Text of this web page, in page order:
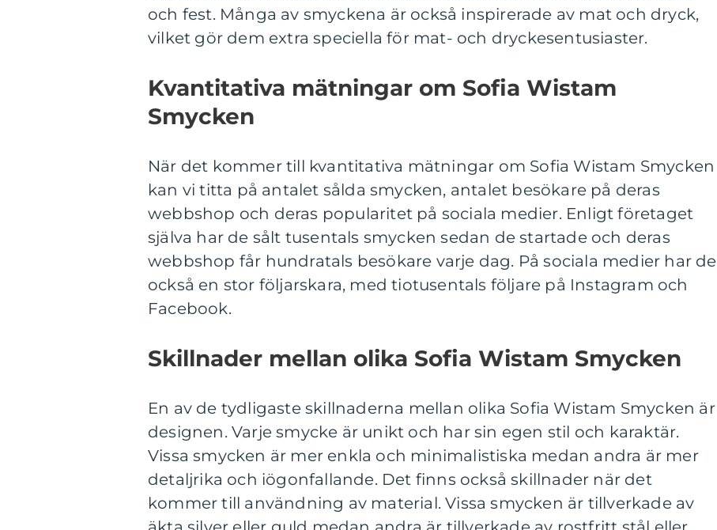
och fest. Många av smyckena är också inspirerade av mat och dryck,
vilket gör dem extra speciella för mat- och dryckesentusiaster.
Kvantitativa mätningar om Sofia Wistam
Smycken
När det kommer till kvantitativa mätningar om Sofia Wistam Smycken
kan vi titta på antalet sålda smycken, antalet besökare på deras
webbshop och deras popularitet på sociala medier. Enligt företaget
själva har de sålt tusentals smycken sedan de startade och deras
webbshop får hundratals besökare varje dag. På sociala medier har de
också en stor följarskara, med tiotusentals följare på Instagram och
Facebook.
Skillnader mellan olika Sofia Wistam Smycken
En av de tydligaste skillnaderna mellan olika Sofia Wistam Smycken är
designen. Varje smycke är unikt och har sin egen stil och karaktär.
Vissa smycken är mer enkla och minimalistiska medan andra är mer
detaljrika och iögonfallande. Det finns också skillnader när det
kommer till användning av material. Vissa smycken är tillverkade av